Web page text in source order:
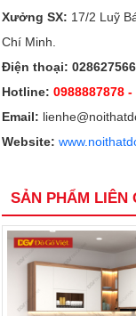
Xưởng SX: 17/2 Luỹ
Chí Minh.
Điện thoại:
Hotline:0988887878 -
Email:
Website:
SẢN PHẨM LIÊN